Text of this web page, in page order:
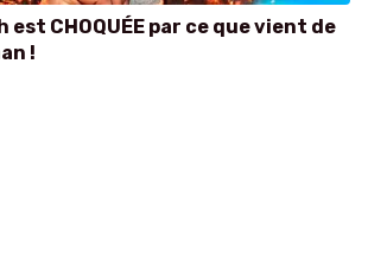
est CHOQUÉE par ce que vient de
!